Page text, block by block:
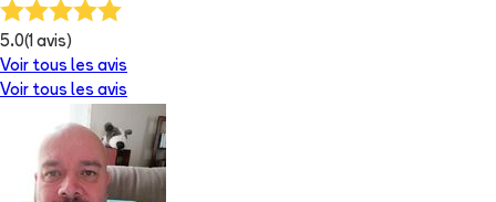
5.0(1 avis)
Voir tous les avis
Voir tous les avis